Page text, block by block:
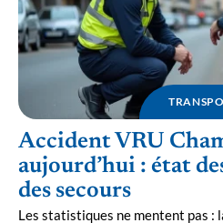
Accident VRU
aujourd’hui : état
des secours
Les statistiques ne mentent pas :